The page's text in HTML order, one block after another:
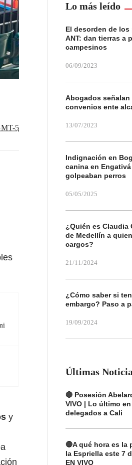
5
y
Lo más leído
El desorden de
ANT: dan tierras a
campesinos
06/09/2023
Abogados
convenios ente
13/07/2023
Indignación en
canina en
golpeaban perros
05/05/2025
¿Quién es Claudia
de Medellín a
cargos?
21/11/2024
¿Cómo saber si
embargo? Paso a
19/09/2024
Últimas
🔴 Posesión
VIVO | Lo último
delegados a Cali
🔴A qué hora es la
la Espriella este 7
EN VIVO